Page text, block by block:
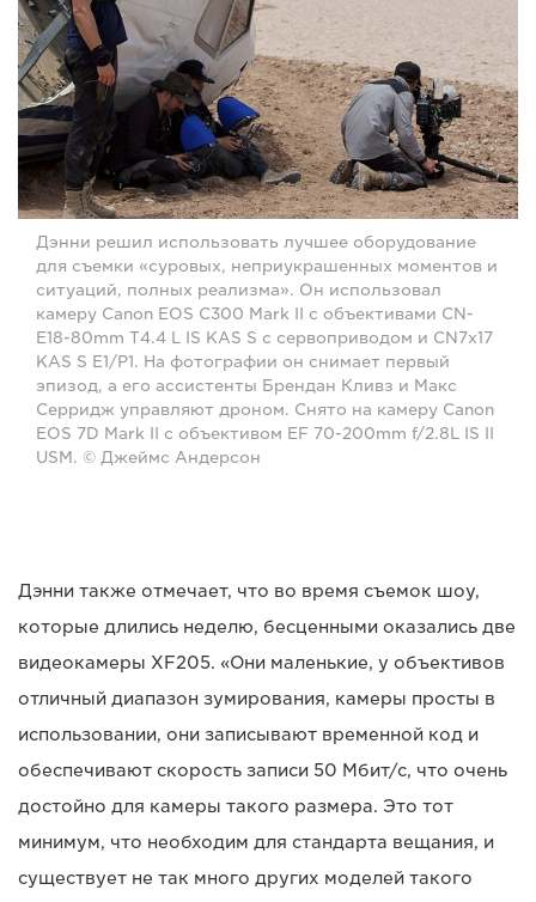
Дэнни решил использовать лучшее оборудование
для съемки «суровых, неприукрашенных моментов и
ситуаций, полных реализма». Он использовал
камеру Canon EOS C300 Mark II с объективами CN-
E18-80mm T4.4 L IS KAS S с сервоприводом и CN7x17
KAS S E1/P1. На фотографии он снимает первый
эпизод, а его ассистенты Брендан Кливз и Макс
Серридж управляют дроном. Снято на камеру Canon
EOS 7D Mark II с объективом EF 70-200mm f/2.8L IS II
USM. © Джеймс Андерсон
Дэнни также отмечает, что во время съемок шоу,
которые длились неделю, бесценными оказались две
видеокамеры XF205. «Они маленькие, у объективов
отличный диапазон зумирования, камеры просты в
использовании, они записывают временной код и
обеспечивают скорость записи 50 Мбит/с, что очень
достойно для камеры такого размера. Это тот
минимум, что необходим для стандарта вещания, и
существует не так много других моделей такого